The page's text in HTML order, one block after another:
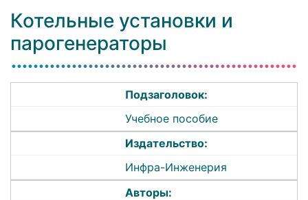
Котельные установки и
парогенераторы
Подзаголовок:
Учебное пособие
Издательство:
Инфра-Инженерия
Авторы: